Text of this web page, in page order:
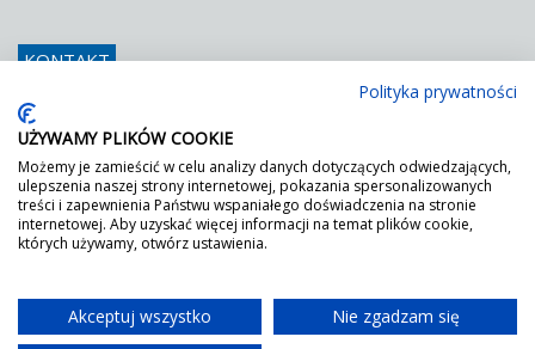
KONTAKT
Fax
E mail
info@ffsystems.pl
FF JEST ZIELONY!
Polityka prywatności
UŻYWAMY PLIKÓW COOKIE
Możemy je zamieścić w celu analizy danych dotyczących odwiedzających,
ulepszenia naszej strony internetowej, pokazania spersonalizowanych
treści i zapewnienia Państwu wspaniałego doświadczenia na stronie
internetowej. Aby uzyskać więcej informacji na temat plików cookie,
których używamy, otwórz ustawienia.
Akceptuj wszystko Nie zgadzam się